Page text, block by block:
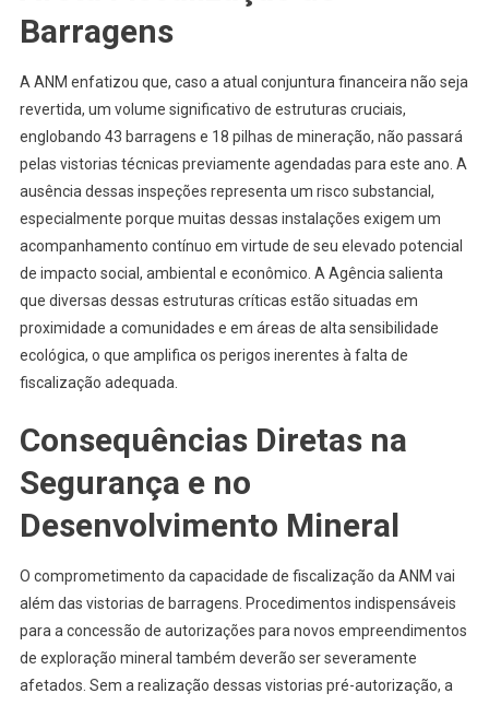
Barragens
A ANM enfatizou que, caso a atual conjuntura financeira não seja
revertida, um volume significativo de estruturas cruciais,
englobando 43 barragens e 18 pilhas de mineração, não passará
pelas vistorias técnicas previamente agendadas para este ano. A
ausência dessas inspeções representa um risco substancial,
especialmente porque muitas dessas instalações exigem um
acompanhamento contínuo em virtude de seu elevado potencial
de impacto social, ambiental e econômico. A Agência salienta
que diversas dessas estruturas críticas estão situadas em
proximidade a comunidades e em áreas de alta sensibilidade
ecológica, o que amplifica os perigos inerentes à falta de
fiscalização adequada.
Consequências Diretas na
Segurança e no
Desenvolvimento Mineral
O comprometimento da capacidade de fiscalização da ANM vai
além das vistorias de barragens. Procedimentos indispensáveis
para a concessão de autorizações para novos empreendimentos
de exploração mineral também deverão ser severamente
afetados. Sem a realização dessas vistorias pré-autorização, a